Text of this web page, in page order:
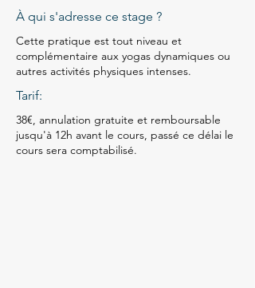
À qui s'adresse ce stage ?
Cette pratique est tout niveau et
complémentaire aux yogas dynamiques ou
autres activités physiques intenses.
Tarif:
38€, annulation gratuite et remboursable
jusqu'à 12h avant le cours, passé ce délai le
cours sera comptabilisé.